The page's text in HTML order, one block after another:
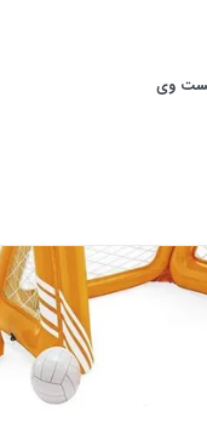
بست وی